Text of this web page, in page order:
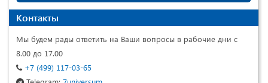
Контакты
Мы будем рады ответить на Ваши вопросы в рабочие дни с
8.00 до 17.00
+7 (499) 117-03-65